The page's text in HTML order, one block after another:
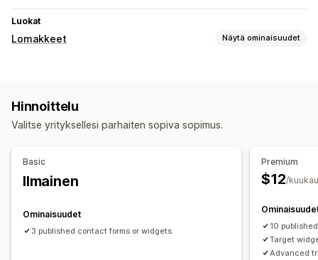
Luokat
Lomakkeet Näytä ominaisuudet
Uutiskirjeet
Ponnahdusilmoitukset
Kyselyt Tukkukauppa
Mukautettu CSS-koodi
Mukautettu JavaScript
Tietojen hallinnointi
Sähköpostivastaukset
Tietojen vienti
Hinnoittelu
Valitse yrityksellesi parhaiten sopiva sopimus.
Basic
Ilmainen
Ominaisuudet
3 published contact forms or widgets
Premium
$12/
10
Target
Advanced